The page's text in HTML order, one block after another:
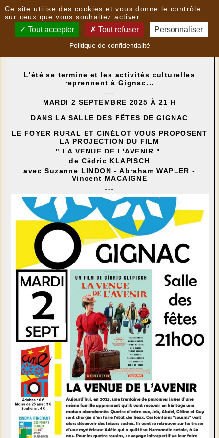
Nouvelles
CINÉMA À GIGNAC - " LA VENUE DE L'AVENIR "
L'été se termine et les activités culturelles
reprennent à Gignac...
---
MARDI 2 SEPTEMBRE 2025 À 21 H
DANS LA SALLE DES FÊTES DE GIGNAC
LE FOYER RURAL ET CINÉLOT VOUS PROPOSENT
LA PROJECTION DU FILM
" LA VENUE DE L'AVENIR "
de Cédric KLAPISCH
avec Suzanne LINDON - Abraham WAPLER -
Vincent MACAIGNE
---
Ce site utilise des cookies et vous donne le contrôle
sur ceux que vous souhaitez activer
Tout accepter Tout refuser Personnaliser
Politique de confidentialité